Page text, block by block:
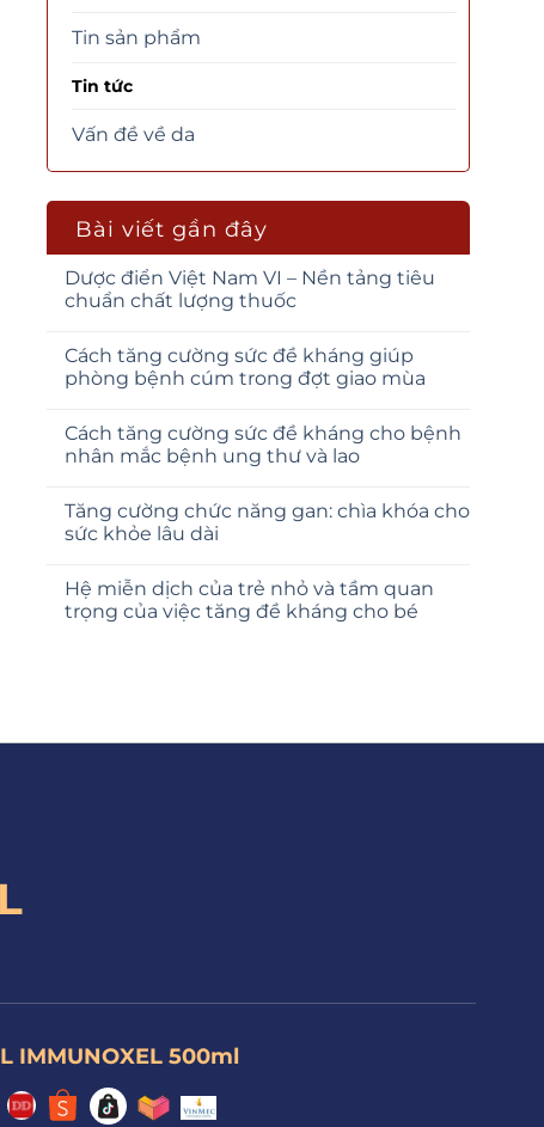
Tin sản phẩm
Tin tức
Vấn đề về da
Bài viết gần đây
Dược điển Việt Nam VI – Nền tảng tiêu
chuẩn chất lượng thuốc
Cách tăng cường sức đề kháng giúp
phòng bệnh cúm trong đợt giao mùa
Cách tăng cường sức đề kháng cho bệnh
nhân mắc bệnh ung thư và lao
Tăng cường chức năng gan: chìa khóa cho
sức khỏe lâu dài
Hệ miễn dịch của trẻ nhỏ và tầm quan
trọng của việc tăng đề kháng cho bé
IMMUNOXEL 500ml